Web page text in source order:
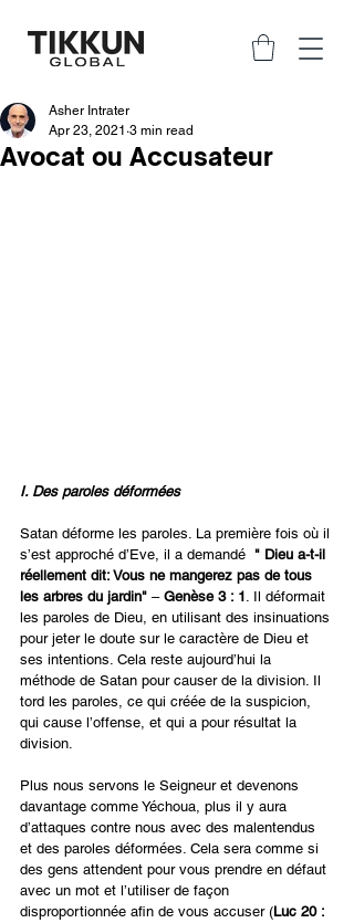
Avocat ou Accusateur
Asher Intrater
Apr 23, 2021 3 min read
I. Des paroles déformées
Satan déforme les paroles. La première fois où il
s’est approché d’Eve, il a demandé " Dieu a-t-il
réellement dit: Vous ne mangerez pas de tous
les arbres du jardin" – Genèse 3 : 1. Il déformait
les paroles de Dieu, en utilisant des insinuations
pour jeter le doute sur le caractère de Dieu et
ses intentions. Cela reste aujourd’hui la
méthode de Satan pour causer de la division. Il
tord les paroles, ce qui créée de la suspicion,
qui cause l’offense, et qui a pour résultat la
division.
Plus nous servons le Seigneur et devenons
davantage comme Yéchoua, plus il y aura
d’attaques contre nous avec des malentendus
et des paroles déformées. Cela sera comme si
des gens attendent pour vous prendre en défaut
avec un mot et l’utiliser de façon
disproportionnée afin de vous accuser (Luc 20 :